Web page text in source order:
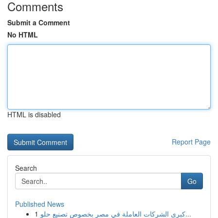
Comments
Submit a Comment
No HTML
HTML is disabled
Report Page
Search
Go
Published News
1
كبرى الشركات العاملة في مصر بخصوص تصنيع حلو...